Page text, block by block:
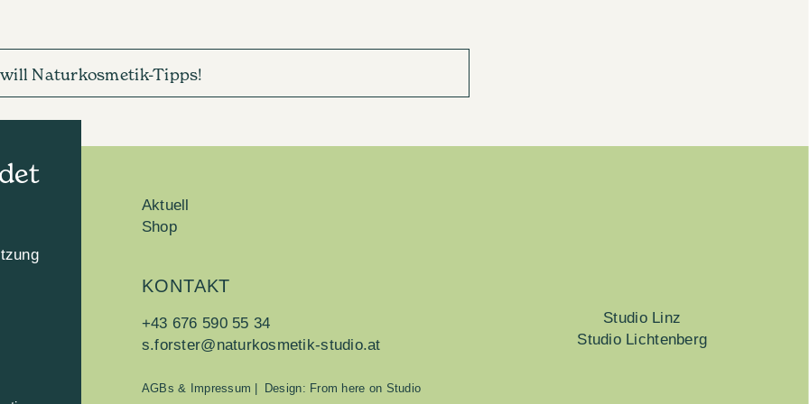
will Naturkosmetik-Tipps!
Aktuell
Shop
KONTAKT
+43 676 590 55 34
s.forster@naturkosmetik-studio.at
Studio Linz
Studio Lichtenberg
AGBs & Impressum | Design: From here on Studio